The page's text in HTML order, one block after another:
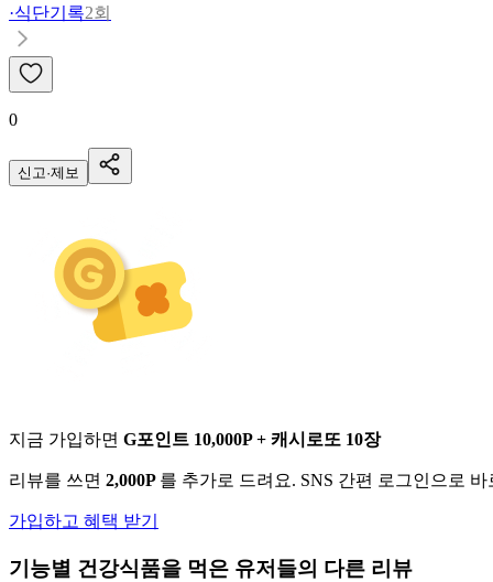
·식단기록2회
0
신고·제보
지금 가입하면 G포인트 10,000P + 캐시로또 10장
리뷰를 쓰면 2,000P 를 추가로 드려요. SNS 간편 로그인으로
가입하고 혜택 받기
기능별 건강식품을 먹은 유저들의 다른 리뷰